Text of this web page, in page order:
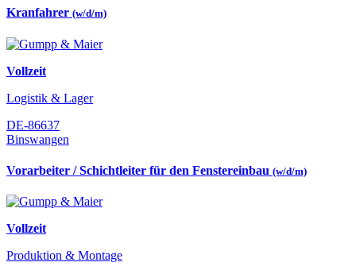
Kranfahrer (w/d/m)
Vollzeit
Logistik & Lager
DE-86637
Binswangen
Vorarbeiter / Schichtleiter für den Fenstereinbau (w/d/m)
Vollzeit
Produktion & Montage